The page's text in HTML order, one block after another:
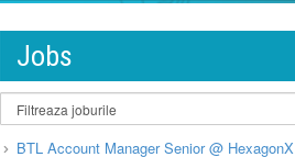
Jobs
BTL Account Manager Senior @ HexagonX